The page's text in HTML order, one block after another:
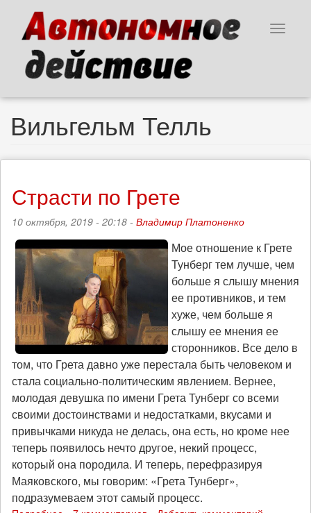
основному
содержанию
Toggle
Вильгельм Телль
Страсти по Грете
10 октября, 2019 - 20:18 - Владимир Платоненко
Мое отношение к Грете
Тунберг тем лучше, чем
больше я слышу мнения
ее противников, и тем
хуже, чем больше я
слышу ее мнения ее
сторонников. Все дело в
том, что Грета давно уже перестала быть человеком и
стала социально-политическим явлением. Вернее,
молодая девушка по имени Грета Тунберг со всеми
своими достоинствами и недостатками, вкусами и
привычками никуда не делась, она есть, но кроме нее
теперь появилось нечто другое, некий процесс,
который она породила. И теперь, перефразируя
Маяковского, мы говорим: «Грета Тунберг»,
подразумеваем этот самый процесс.